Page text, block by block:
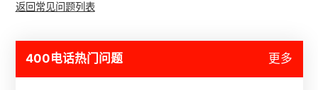
返回常见问题列表
400电话热门问题 更多